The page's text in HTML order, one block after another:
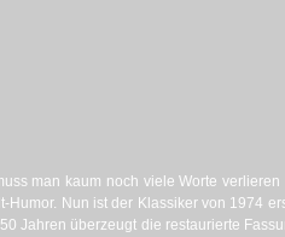
man kaum noch viele Worte
Humor. Nun ist der Klassiker von 1974
Jahren überzeugt die restaurierte